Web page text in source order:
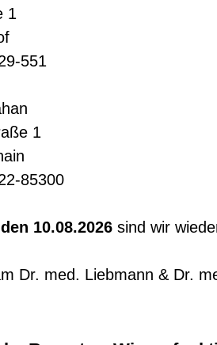
1
551
1
85300
10.08.2026sind wir
Dr. med. Liebmann & Dr.